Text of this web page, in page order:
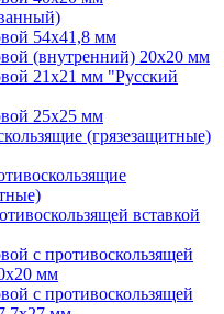
54х41,8 мм
(внутренний) 20х20 мм
21х21 мм "Русский
25х25 мм
(грязезащитные)
вставкой
с противоскользящей
мм
с противоскользящей